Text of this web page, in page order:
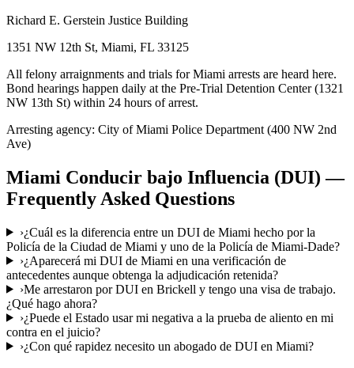
Richard E. Gerstein Justice Building
1351 NW 12th St, Miami, FL 33125
All felony arraignments and trials for Miami arrests are heard here.
Bond hearings happen daily at the Pre-Trial Detention Center (1321
NW 13th St) within 24 hours of arrest.
Arresting agency: City of Miami Police Department (400 NW 2nd
Ave)
Miami Conducir bajo Influencia (DUI) —
Frequently Asked Questions
›¿Cuál es la diferencia entre un DUI de Miami hecho por la
Policía de la Ciudad de Miami y uno de la Policía de Miami-Dade?
›¿Aparecerá mi DUI de Miami en una verificación de
antecedentes aunque obtenga la adjudicación retenida?
›Me arrestaron por DUI en Brickell y tengo una visa de trabajo.
¿Qué hago ahora?
›¿Puede el Estado usar mi negativa a la prueba de aliento en mi
contra en el juicio?
›¿Con qué rapidez necesito un abogado de DUI en Miami?